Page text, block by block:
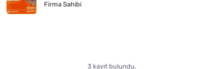
Firma Sahibi
3 kayıt bulundu.